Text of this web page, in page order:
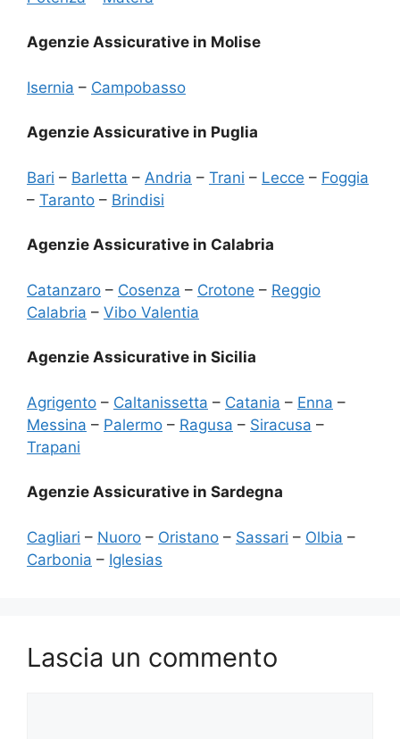
Agenzie Assicurative in Molise
Isernia – Campobasso
Agenzie Assicurative in Puglia
Bari – Barletta – Andria – Trani – Lecce – Foggia
– Taranto – Brindisi
Agenzie Assicurative in Calabria
Catanzaro – Cosenza – Crotone – Reggio
Calabria – Vibo Valentia
Agenzie Assicurative in Sicilia
Agrigento – Caltanissetta – Catania – Enna –
Messina – Palermo – Ragusa – Siracusa –
Trapani
Agenzie Assicurative in Sardegna
Cagliari – Nuoro – Oristano – Sassari – Olbia –
Carbonia – Iglesias
Lascia un commento